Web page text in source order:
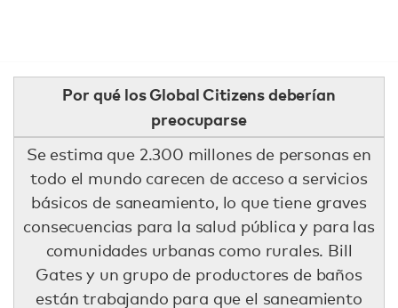
Por qué los Global Citizens deberían
preocuparse
Se estima que 2.300 millones de personas en
todo el mundo carecen de acceso a servicios
básicos de saneamiento, lo que tiene graves
consecuencias para la salud pública y para las
comunidades urbanas como rurales. Bill
Gates y un grupo de productores de baños
están trabajando para que el saneamiento